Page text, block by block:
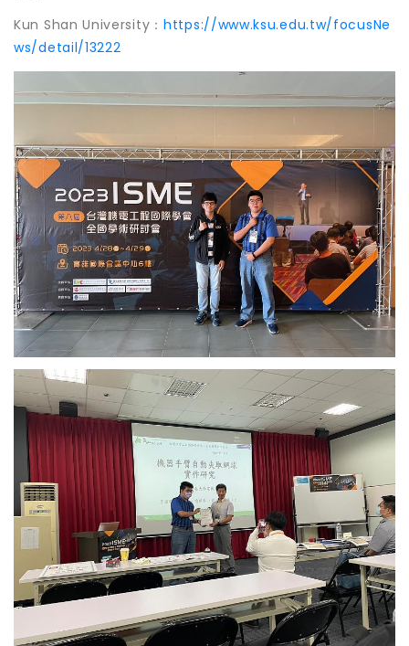
Kun Shan University： https://www.ksu.edu.tw/focusNe
ws/detail/13222